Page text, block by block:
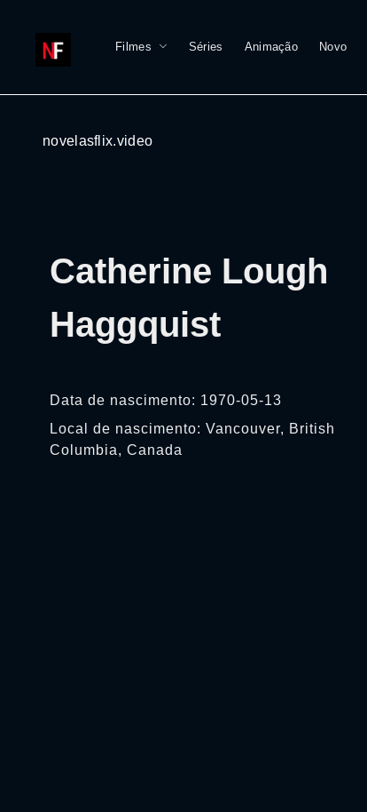
Filmes Séries Animação Novo
novelasflix.video
Catherine Lough
Haggquist
Data de nascimento: 1970-05-13
Local de nascimento: Vancouver, British
Columbia, Canada